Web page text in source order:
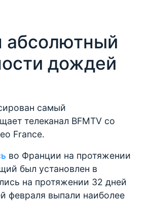
абсолютный
дождей
самый
телеканал BFMTV со
France.
во Франции на протяжении
был установлен в
на протяжении 32 дней
февраля выпали наиболее